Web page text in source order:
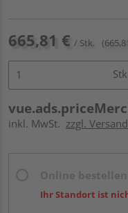
665,81 € / Stk.
inkl. MwSt. zzgl.
Ihr Standort ist